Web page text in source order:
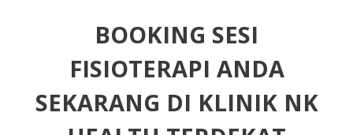
BOOKING SESI
FISIOTERAPI ANDA
SEKARANG DI KLINIK NK